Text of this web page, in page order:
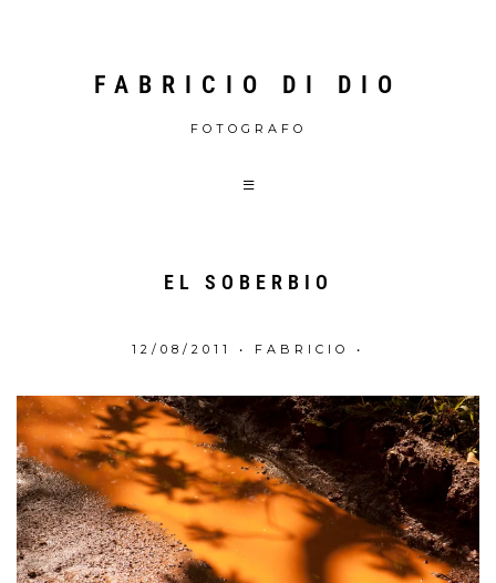
FABRICIO DI DIO
FOTOGRAFO
EL SOBERBIO
12/08/2011 • FABRICIO •